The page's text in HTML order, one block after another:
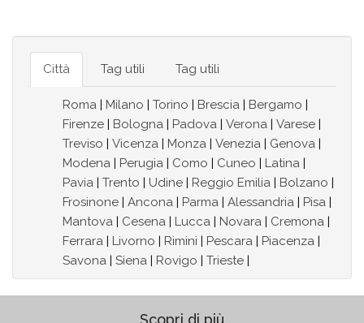
Città Tag utili Tag utili
Roma Milano Torino Brescia Bergamo
Firenze
Bologna Padova Verona Varese
Treviso
Vicenza Monza Venezia Genova
Modena
Perugia Como Cuneo Latina
Pavia
Trento Udine Reggio Emilia Bolzano
Frosinone
Ancona Parma Alessandria Pisa
Mantova
Cesena Lucca Novara Cremona
Ferrara
Livorno Rimini Pescara Piacenza
Savona
Siena Rovigo Trieste